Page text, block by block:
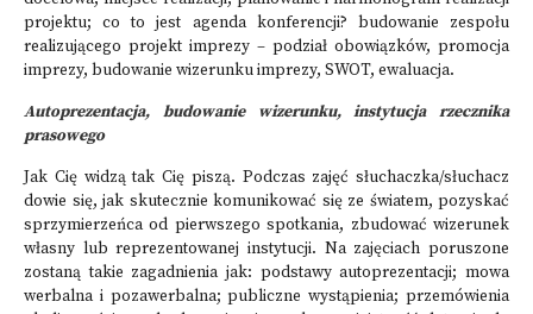
projektu; co to jest agenda konferencji? budowanie zespołu
realizującego projekt imprezy – podział obowiązków, promocja
imprezy, budowanie wizerunku imprezy, SWOT, ewaluacja.
Autoprezentacja, budowanie wizerunku, instytucja rzecznika
prasowego
Jak Cię widzą tak Cię piszą. Podczas zajęć słuchaczka/słuchacz
dowie się, jak skutecznie komunikować się ze światem, pozyskać
sprzymierzeńca od pierwszego spotkania, zbudować wizerunek
własny lub reprezentowanej instytucji. Na zajęciach poruszone
zostaną takie zagadnienia jak: podstawy autoprezentacji; mowa
werbalna i pozawerbalna; publiczne wystąpienia; przemówienia